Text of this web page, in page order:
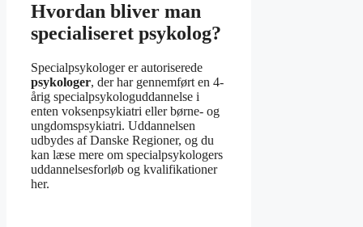
Hvordan bliver man
specialiseret psykolog?
Specialpsykologer er autoriserede
psykologer, der har gennemført en 4-
årig specialpsykologuddannelse i
enten voksenpsykiatri eller børne- og
ungdomspsykiatri. Uddannelsen
udbydes af Danske Regioner, og du
kan læse mere om specialpsykologers
uddannelsesforløb og kvalifikationer
her.